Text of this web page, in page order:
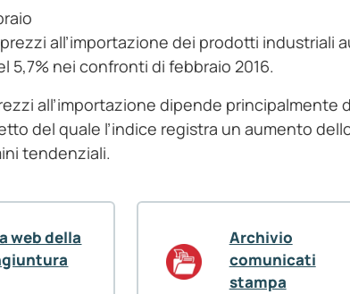
prezzi all’importazione dei prodotti industriali
5,7% nei confronti di febbraio 2016.
all’importazione dipende principalmente
del quale l’indice registra un aumento
tendenziali.
web della
Archivio
comunicati
stampa